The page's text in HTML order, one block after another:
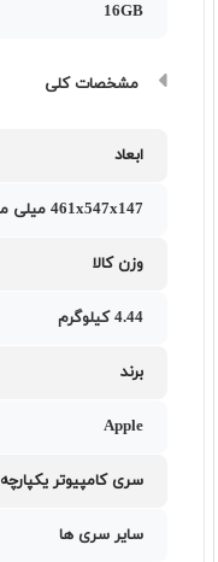
16GB
مشخصات کلی
ابعاد
461x547x147 میلی متر
وزن کالا
4.44 کیلوگرم
برند
Apple
سری کامپیوتر یکپارچه Apple
سایر سری ها